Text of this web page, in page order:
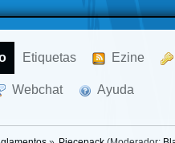
Etiquetas Ezine
Webchat Ayuda